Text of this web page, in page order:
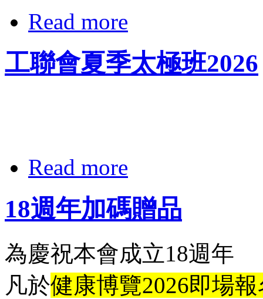
Read more
工聯會夏季太極班2026
Read more
18週年加碼贈品
為慶祝本會成立18週年
凡於健康博覽2026即場